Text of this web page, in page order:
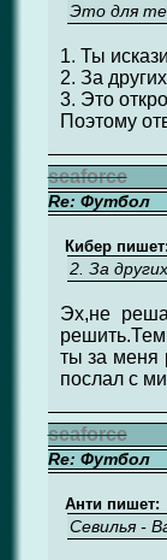
Это для
1. Ты
2. За
3. Это
Поэтому
seaforce
Re: Футбол
Кибер пишет:
2. За
Эх,не
ты за меня
послал с
seaforce
Re: Футбол
Анти пишет:
Севилья -